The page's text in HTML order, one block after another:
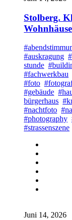
Stolberg.
#auskragung
stunde
#fachwerkbau
#foto
#gebäude
bürgerhaus
#nachtfoto
#photography
#strassenszene
Juni 14, 2026